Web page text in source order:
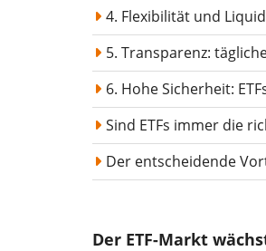
4. Flexibilität und
5. Transparenz:
6. Hohe Sicherheit:
Sind ETFs immer die
Der entscheidende
Der ETF-Markt